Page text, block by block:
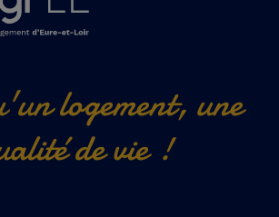
logement, une
de vie !